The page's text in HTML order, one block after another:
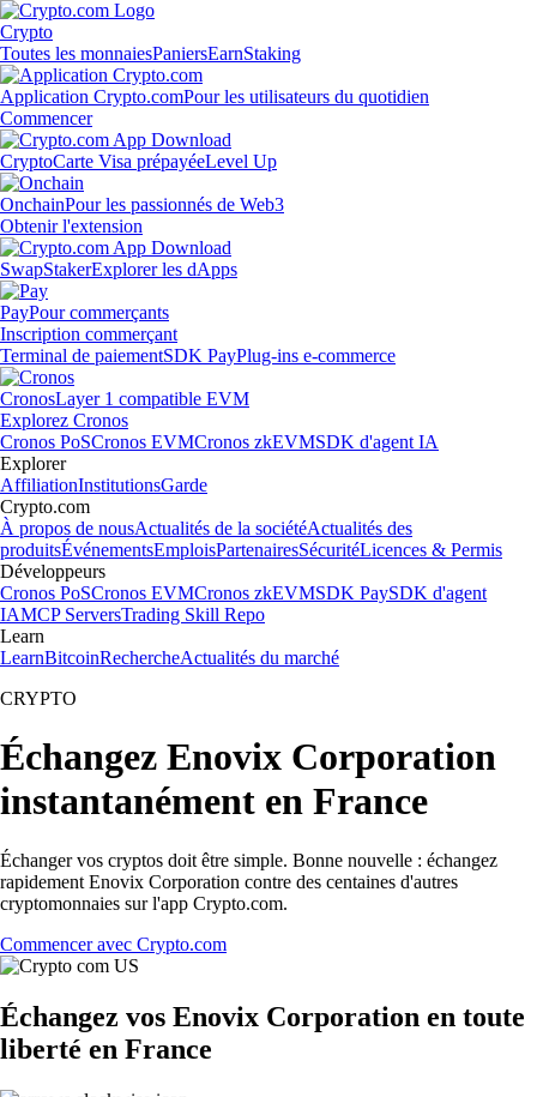
Crypto
Toutes les monnaiesPaniersEarnStaking
Application Crypto.comPour les utilisateurs du quotidien
Commencer
CryptoCarte Visa prépayéeLevel Up
OnchainPour les passionnés de Web3
Obtenir l'extension
SwapStakerExplorer les dApps
PayPour commerçants
Inscription commerçant
Terminal de paiementSDK PayPlug-ins e-commerce
CronosLayer 1 compatible EVM
Explorez Cronos
Cronos PoSCronos EVMCronos zkEVMSDK d'agent IA
Explorer
AffiliationInstitutionsGarde
Crypto.com
À propos de nousActualités de la sociétéActualités des
produitsÉvénementsEmploisPartenairesSécuritéLicences & Permis
Développeurs
Cronos PoSCronos EVMCronos zkEVMSDK PaySDK d'agent
IAMCP ServersTrading Skill Repo
Learn
LearnBitcoinRechercheActualités du marché
CRYPTO
Échangez Enovix Corporation
instantanément en France
Échanger vos cryptos doit être simple. Bonne nouvelle : échangez
rapidement Enovix Corporation contre des centaines d'autres
cryptomonnaies sur l'app Crypto.com.
Commencer avec Crypto.com
Échangez vos Enovix Corporation en toute
liberté en France